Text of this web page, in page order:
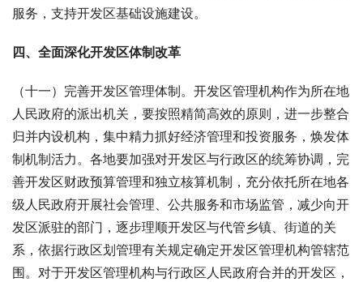
服务，支持开发区基础设施建设。
四、全面深化开发区体制改革
（十一）完善开发区管理体制。开发区管理机构作为所在地
人民政府的派出机关，要按照精简高效的原则，进一步整合
归并内设机构，集中精力抓好经济管理和投资服务，焕发体
制机制活力。各地要加强对开发区与行政区的统筹协调，完
善开发区财政预算管理和独立核算机制，充分依托所在地各
级人民政府开展社会管理、公共服务和市场监管，减少向开
发区派驻的部门，逐步理顺开发区与代管乡镇、街道的关
系，依据行政区划管理有关规定确定开发区管理机构管辖范
围。对于开发区管理机构与行政区人民政府合并的开发区，